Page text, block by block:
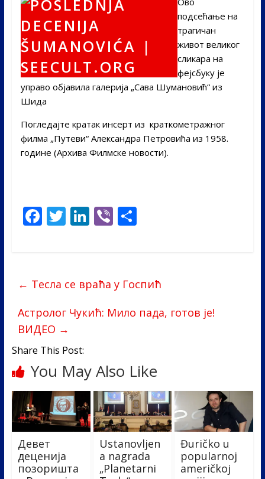
подсећање на
трагичан
живот великог
сликара на
фејсбуку је
управо објавила галерија „Сава Шумановић“ из
Шида
Погледајте кратак инсерт из краткометражног
филма „Путеви“ Александра Петровића из 1958.
године (Архива Филмске новости).
F
o
o
k
T Li
dI
n
Vi S
← Тесла се враћа у Госпић
Астролог Чукић: Мило пада, готов је!
ВИДЕО →
Share This Post:
You May Also Like
Девет
деценија
позоришта
Ustanovljen
a nagrada
„Planetarni
Đuričko u
popularnoj
američkoj